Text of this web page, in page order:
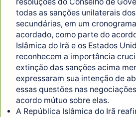
todas as sanções unilaterais
secundárias, em um
acordado, como parte do
Islâmica do Irã e os Estados
reconhecem a importância
extinção das sanções acima
expressaram sua intenção de
essas questões nas
acordo mútuo sobre elas.
A República Islâmica do Irã